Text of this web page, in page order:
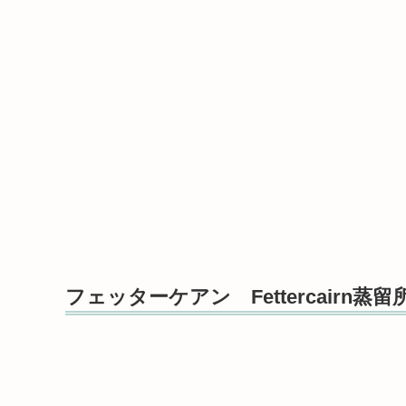
フェッターケアン Fettercairn蒸留